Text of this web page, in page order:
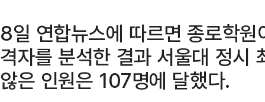
8일 연합뉴스에 따르면 종로학
격자를 분석한 결과 서울대 정시
않은 인원은 107명에 달했다.